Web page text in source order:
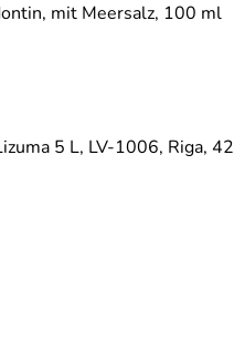
mit Meersalz, 100 ml
5 L, LV-1006, Riga,